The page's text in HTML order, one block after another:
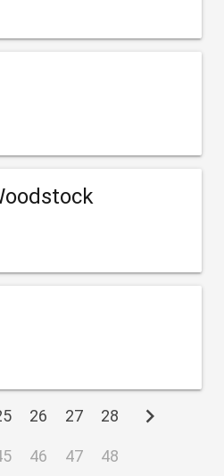
26 27 28 chevron_right
46 47 48